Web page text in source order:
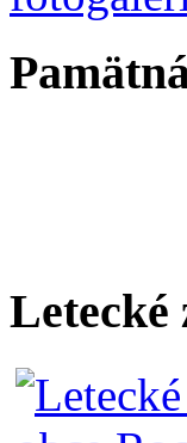
Letecké